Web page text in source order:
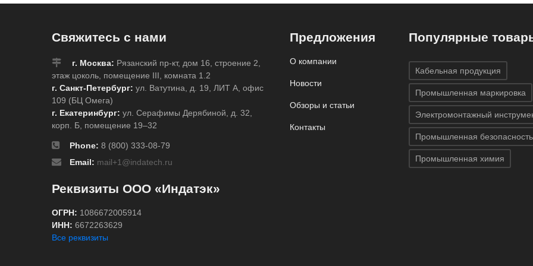
Свяжитесь с нами
г. Москва: Рязанский пр-кт, дом 16, строение 2,
этаж цоколь, помещение III, комната 1.2
г. Санкт-Петербург: ул. Ватутина, д. 19, ЛИТ А, офис
109 (БЦ Омега)
г. Екатеринбург: ул. Серафимы Дерябиной, д. 32,
корп. Б, помещение 19–32
Phone: 8 (800) 333-08-79
Email: mail+1@indatech.ru
Реквизиты ООО «Индатэк»
ОГРН: 1086672005914
ИНН: 6672263629
Все реквизиты
Предложения
О компании
Новости
Обзоры и статьи
Контакты
Популярные
Кабельная продукция
Промышленная маркировка
Электромонтажный
Промышленная безопасность
Промышленная химия